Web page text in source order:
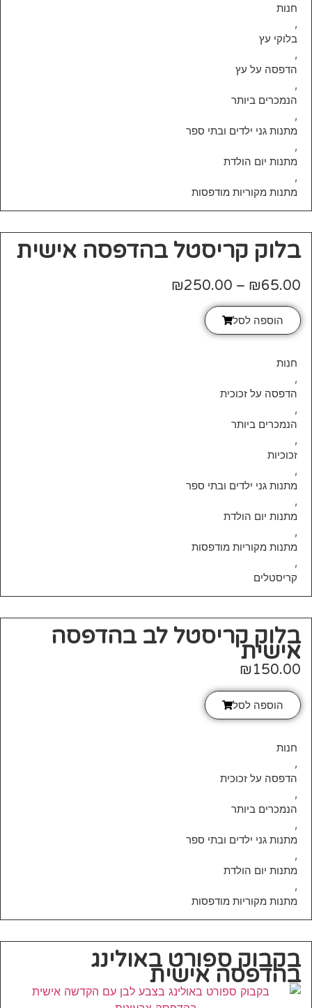
חנות
,
בלוקי עץ
,
הדפסה על עץ
,
הנמכרים ביותר
,
מתנות גני ילדים ובתי ספר
,
מתנות יום הולדת
,
מתנות מקוריות מודפסות
בלוק קריסטל בהדפסה אישית
₪65.00
–
₪250.00
הוספה לסל
חנות
,
הדפסה על זכוכית
,
הנמכרים ביותר
,
זכוכיות
,
מתנות גני ילדים ובתי ספר
,
מתנות יום הולדת
,
מתנות מקוריות מודפסות
,
קריסטלים
בלוק קריסטל לב בהדפסה
אישית
₪150.00
הוספה לסל
חנות
,
הדפסה על זכוכית
,
הנמכרים ביותר
,
מתנות גני ילדים ובתי ספר
,
מתנות יום הולדת
,
מתנות מקוריות מודפסות
בקבוק ספורט באולינג
בהדפסה אישית